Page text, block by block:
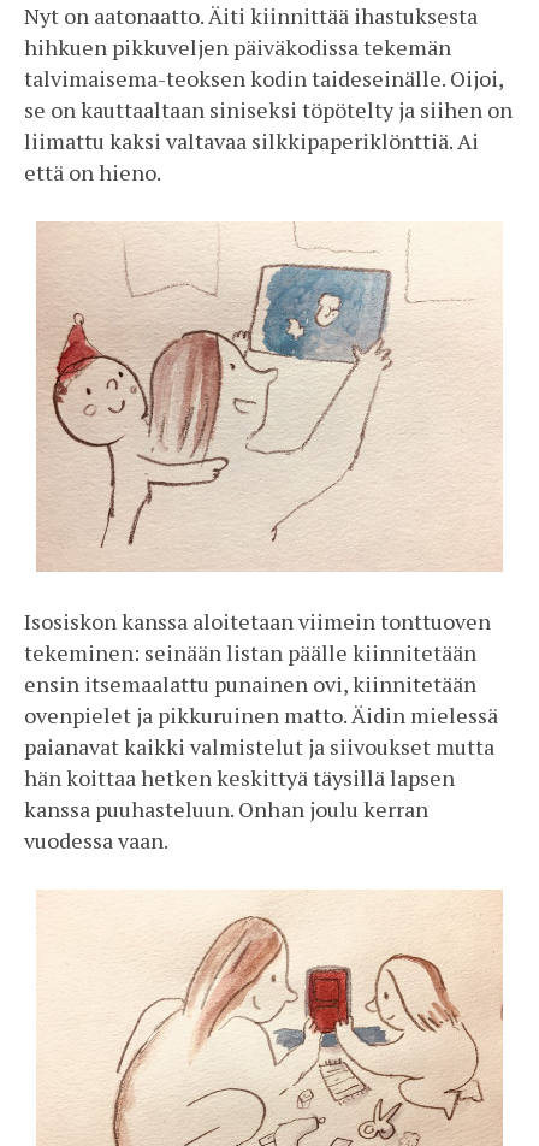
Nyt on aatonaatto. Äiti kiinnittää ihastuksesta
hihkuen pikkuveljen päiväkodissa tekemän
talvimaisema-teoksen kodin taideseinälle. Oijoi,
se on kauttaaltaan siniseksi töpötelty ja siihen on
liimattu kaksi valtavaa silkkipaperiklönttiä. Ai
että on hieno.
Isosiskon kanssa aloitetaan viimein tonttuoven
tekeminen: seinään listan päälle kiinnitetään
ensin itsemaalattu punainen ovi, kiinnitetään
ovenpielet ja pikkuruinen matto. Äidin mielessä
paianavat kaikki valmistelut ja siivoukset mutta
hän koittaa hetken keskittyä täysillä lapsen
kanssa puuhasteluun. Onhan joulu kerran
vuodessa vaan.